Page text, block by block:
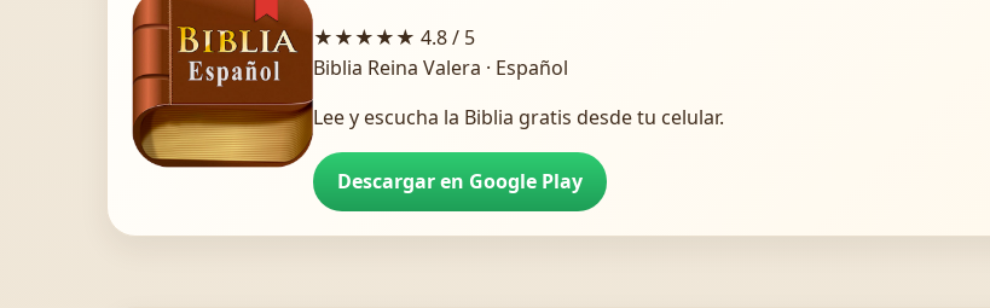
★★★★★ 4.8 / 5
Biblia Reina Valera · Español
Lee y escucha la Biblia gratis desde tu celular.
Descargar en Google Play